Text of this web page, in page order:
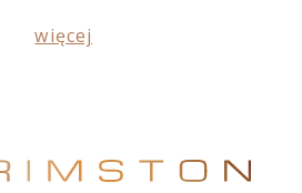
więcej